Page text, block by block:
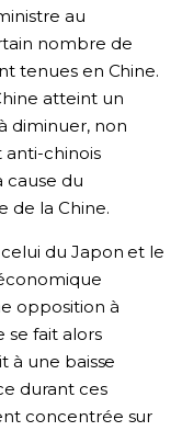
au
nombre de
tenues en Chine.
atteint un
diminuer, non
anti-chinois
cause du
de la Chine.
du Japon et le
opposition à
se fait alors
à une baisse
durant ces
concentrée sur